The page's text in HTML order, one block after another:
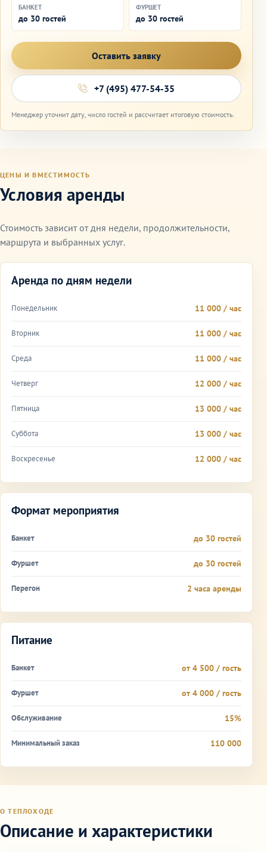
БАНКЕТ
до 30 гостей
ФУРШЕТ
до 30 гостей
Оставить заявку
+7 (495) 477-54-35
Менеджер уточнит дату, число гостей и рассчитает итоговую стоимость.
ЦЕНЫ И ВМЕСТИМОСТЬ
Условия аренды
Стоимость зависит от дня недели, продолжительности,
маршрута и выбранных услуг.
Аренда по дням недели
Понедельник 11 000 / час
Вторник 11 000 / час
Среда 11 000 / час
Четверг 12 000 / час
Пятница 13 000 / час
Суббота 13 000 / час
Воскресенье 12 000 / час
Формат мероприятия
Банкет до 30 гостей
Фуршет до 30 гостей
Перегон 2 часа аренды
Питание
Банкет от 4 500 / гость
Фуршет от 4 000 / гость
Обслуживание 15%
Минимальный заказ 110 000
О ТЕПЛОХОДЕ
Описание и характеристики